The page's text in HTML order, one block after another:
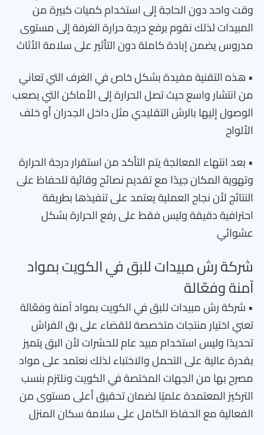
وقت واحد دون الحاجة إلى استخدام كميات كبيرة من
المبيدات لذلك نقوم برفع درجة حرارة الغرفة إلى مستوى
مدروس يضمن إبادة كاملة دون التأثير على سلامة الأثاث
• هذه التقنية مفيدة بشكل خاص في الغرف التي تعاني
من انتشار واسع حيث تصل الحرارة إلى الأماكن التي يصعب
الوصول إليها بالرش التقليدي مثل داخل الجدران أو خلف
الألواح
• بعد انتهاء المعالجة يتم التأكد من استقرار درجة الحرارة
وتهوية المكان جيدًا مع تقديم نصائح وقائية للحفاظ على
النتائج لأن نجاح العملية يعتمد على تنفيذها بطريقة
احترافية دقيقة وليس فقط على رفع الحرارة بشكل
عشوائي
شركة رش مبيدات للبق في الكويت بمواد
آمنة وفعّالة
• شركة رش مبيدات للبق في الكويت بمواد آمنة وفعّالة
تعني اختيار منتجات متخصصة للقضاء على بق الفراش
تحديدًا وليس استخدام مبيد عام للحشرات لأن البق يتميز
بقدرة عالية على التحمل والاختباء لذلك نعتمد على مواد
مصرح بها من الجهات المختصة في الكويت ونلتزم بنسب
التركيز المعتمدة علميًا لضمان تحقيق أعلى مستوى من
الفعالية مع الحفاظ الكامل على سلامة سكان المنزل